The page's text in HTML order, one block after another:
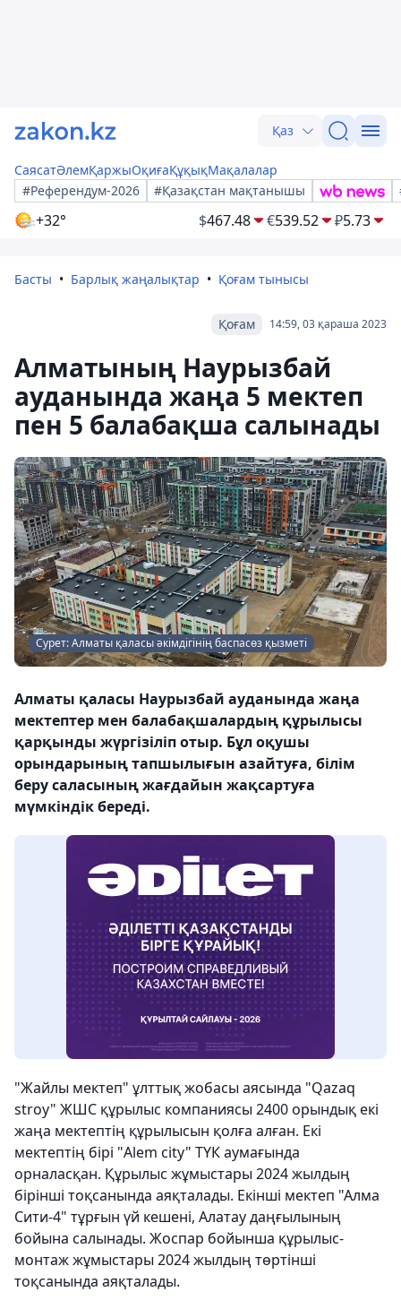
Қаз
СаясатӘлемҚаржыОқиғаҚұқықМақалалар
#Референдум-2026
#Қазақстан мақтанышы
+32° $467.48 €539.52 ₽5.73
Басты Барлық жаңалықтар Қоғам тынысы
14:59, 03 қараша 2023
Қоғам
Алматының Наурызбай
ауданында жаңа 5 мектеп
пен 5 балабақша салынады
Сурет: Алматы қаласы әкімдігінің баспасөз қызметі
Алматы қаласы Наурызбай ауданында жаңа
мектептер мен балабақшалардың құрылысы
қарқынды жүргізіліп отыр. Бұл оқушы
орындарының тапшылығын азайтуға, білім
беру саласының жағдайын жақсартуға
мүмкіндік береді.
"Жайлы мектеп" ұлттық жобасы аясында "Qazaq
stroy" ЖШС құрылыс компаниясы 2400 орындық екі
жаңа мектептің құрылысын қолға алған. Екі
мектептің бірі "Alem city" ТҮК аумағында
орналасқан. Құрылыс жұмыстары 2024 жылдың
бірінші тоқсанында аяқталады. Екінші мектеп "Алма
Сити-4" тұрғын үй кешені, Алатау даңғылының
бойына салынады. Жоспар бойынша құрылыс-
монтаж жұмыстары 2024 жылдың төртінші
тоқсанында аяқталады.